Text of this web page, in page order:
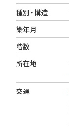
種別・構造
築年月
階数
所在地
交通